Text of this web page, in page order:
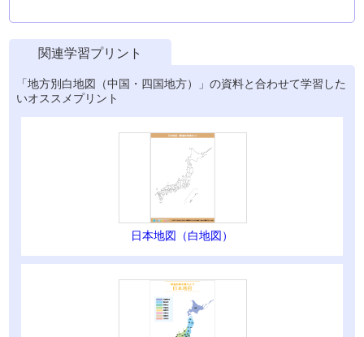
関連学習プリント
「地方別白地図（中国・四国地方）」の資料と合わせて学習した
いオススメプリント
日本地図（白地図）